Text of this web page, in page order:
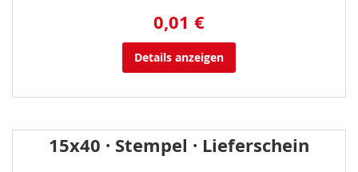
0,01 €
Details anzeigen
15x40 · Stempel · Lieferschein